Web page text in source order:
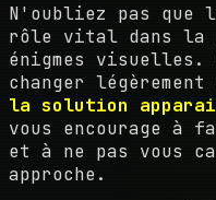
N'oubliez pas que
rôle vital dans la
énigmes
changer
la solution
vous encourage à
et à ne pas vous
approche.